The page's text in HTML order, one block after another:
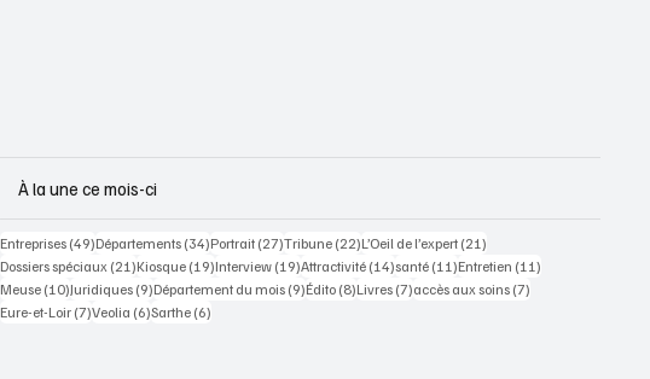
À la une ce mois-ci
Entreprises (49)49 posts
Départements (34)34 posts
Portrait (27)27 posts
Tribune (22)22 posts
L’Oeil de l’expert (21)
Dossiers spéciaux (21)21 posts
Kiosque (19)19 posts
Interview (19)19 posts
Attractivité (14)14 posts
santé (11)11 posts
Entretien (11)
Meuse (10)10 posts
Juridiques (9)9 posts
Département du mois (9)9 posts
Édito (8)8 posts
Livres (7)7 posts
accès aux soins (7)
Eure-et-Loir (7)7 posts
Veolia (6)6 posts
Sarthe (6)